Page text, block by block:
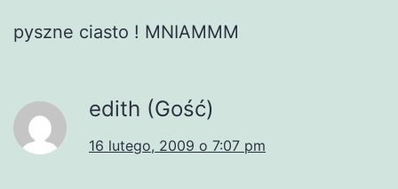
pyszne ciasto ! MNIAMMM
edith (Gość)
16 lutego, 2009 o 7:07 pm